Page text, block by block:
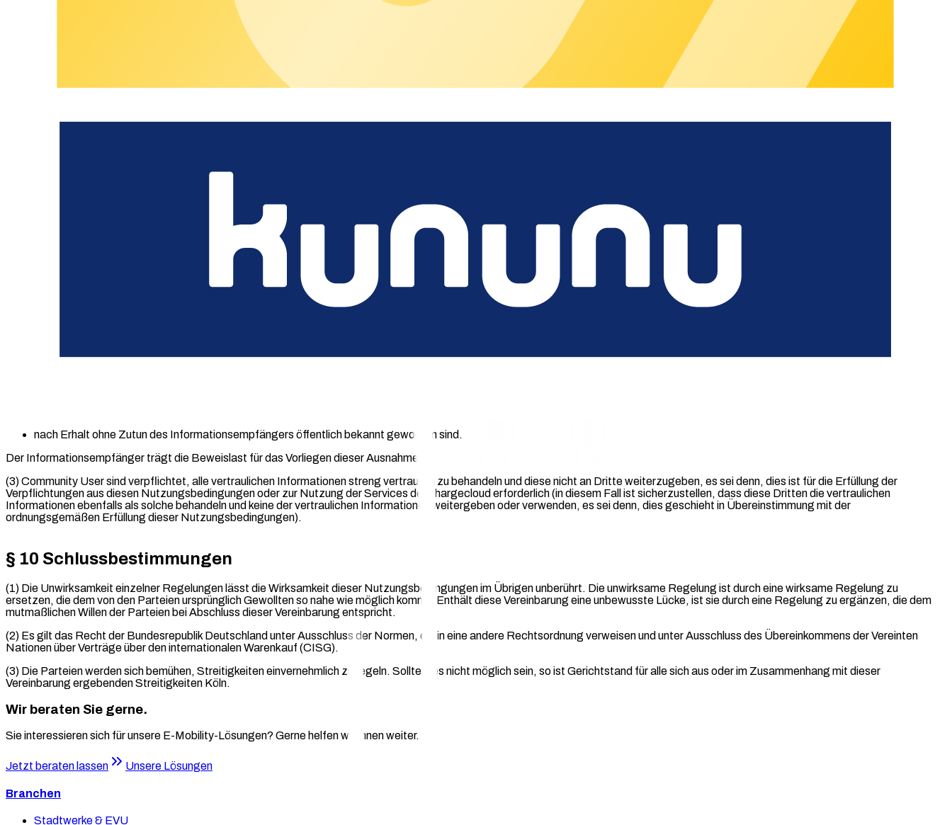
Inhalte, die ein Community User nicht selbst vor der Kündigung des Benutzerkontos entfernt hat.
(5) chargecloud ist berechtigt, inaktive Benutzerkonnten zu sperren bzw. zu löschen, wenn ein Benutzerkonto mehr als sechs Monate nicht genutzt wurde und ein Community User auf
einmalige Nachfrage (per E-Mail) nicht reagiert. Die Beiträge bleiben, wie im vorherigen Absatz (§ 7 Abs. 4) beschrieben, weiterhin bestehen.
§ 8 Datenschutz
Stellenbezeichnung -> Nur für Admins sichtbar
Forumsignatur -> Für alle Community User unter eigenen Themen und Beiträgen sichtbar
(1) Der Begriff "vertrauliche Informationen" im Sinne dieser Nutzungsbedingungen bezeichnet alle Informationen über Produkte und sonstige Services der chargecloud, Computerprogramme,
nach Erhalt ohne Zutun des Informationsempfängers öffentlich bekannt geworden sind.
Der Informationsempfänger trägt die Beweislast für das Vorliegen dieser Ausnahmen.
(3) Community User sind verpflichtet, alle vertraulichen Informationen streng vertraulich zu behandeln und diese nicht an Dritte weiterzugeben, es sei denn, dies ist für die Erfüllung der
Verpflichtungen aus diesen Nutzungsbedingungen oder zur Nutzung der Services der chargecloud erforderlich (in diesem Fall ist sicherzustellen, dass diese Dritten die vertraulichen
Informationen ebenfalls als solche behandeln und keine der vertraulichen Informationen weitergeben oder verwenden, es sei denn, dies geschieht in Übereinstimmung mit der
ordnungsgemäßen Erfüllung dieser Nutzungsbedingungen).
§ 10 Schlussbestimmungen
(1) Die Unwirksamkeit einzelner Regelungen lässt die Wirksamkeit dieser Nutzungsbedingungen im Übrigen unberührt. Die unwirksame Regelung ist durch eine wirksame Regelung zu
ersetzen, die dem von den Parteien ursprünglich Gewollten so nahe wie möglich kommt. Enthält diese Vereinbarung eine unbewusste Lücke, ist sie durch eine Regelung zu ergänzen, die dem
mutmaßlichen Willen der Parteien bei Abschluss dieser Vereinbarung entspricht.
(2) Es gilt das Recht der Bundesrepublik Deutschland unter Ausschluss der Normen, die in eine andere Rechtsordnung verweisen und unter Ausschluss des Übereinkommens der Vereinten
Nationen über Verträge über den internationalen Warenkauf (CISG).
(3) Die Parteien werden sich bemühen, Streitigkeiten einvernehmlich zu regeln. Sollte dies nicht möglich sein, so ist Gerichtstand für alle sich aus oder im Zusammenhang mit dieser
Vereinbarung ergebenden Streitigkeiten Köln.
Wir beraten Sie gerne.
Sie interessieren sich für unsere E-Mobility-Lösungen? Gerne helfen wir Ihnen weiter.
Jetzt beraten lassen Unsere Lösungen
Branchen
Stadtwerke & EVU